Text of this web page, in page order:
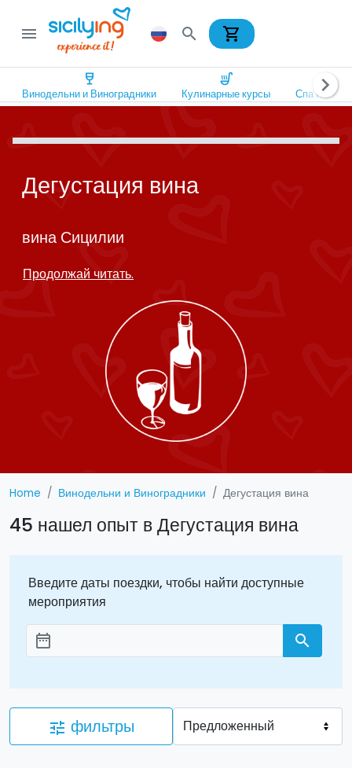
menu search shopping_cart
wine_bar
Винодельни и Виноградники
soup_kitchen
Кулинарные курсы
spa
Спа иchevron_right
Дегустация вина
вина Сицилии
Продолжай читать.
Home Винодельни и Виноградники Дегустация вина
45 нашел опыт в Дегустация вина
Введите даты поездки, чтобы найти доступные
мероприятия
Aggiungi le date
date_range search
tune фильтры